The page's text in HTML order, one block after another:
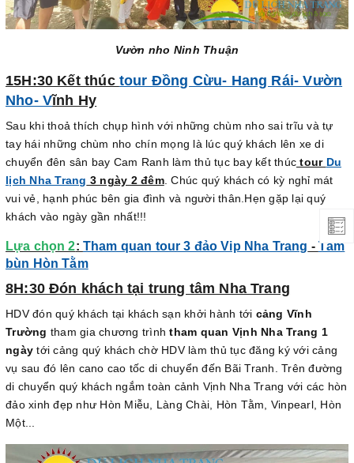
Vườn nho Ninh Thuận
15H:30 Kết thúc tour Đồng Cừu- Hang Rái- Vườn
Nho- Vĩnh Hy
Sau khi thoả thích chụp hình với những chùm nho sai trĩu và tự
tay hái những chùm nho chín mọng là lúc quý khách lên xe di
chuyển đên sân bay Cam Ranh làm thủ tục bay kết thúc tour Du
lịch Nha Trang 3 ngày 2 đêm. Chúc quý khách có kỳ nghỉ mát
vui vẻ, hạnh phúc bên gia đình và người thân.Hẹn gặp lại quý
khách vào ngày gần nhất!!!
Lựa chọn 2: Tham quan tour 3 đảo Vip Nha Trang - Tắm
bùn Hòn Tằm
8H:30 Đón khách tại trung tâm Nha Trang
HDV đón quý khách tại khách sạn khởi hành tới cảng Vĩnh
Trường tham gia chương trìnhtham quan Vịnh Nha Trang 1
ngày tới cảng quý khách chờ HDV làm thủ tục đăng ký với cảng
vụ sau đó lên cano cao tốc di chuyển đến Bãi Tranh. Trên đường
di chuyển quý khách ngắm toàn cảnh Vịnh Nha Trang với các hòn
đảo xinh đẹp như Hòn Miễu, Làng Chài, Hòn Tằm, Vinpearl, Hòn
Một...